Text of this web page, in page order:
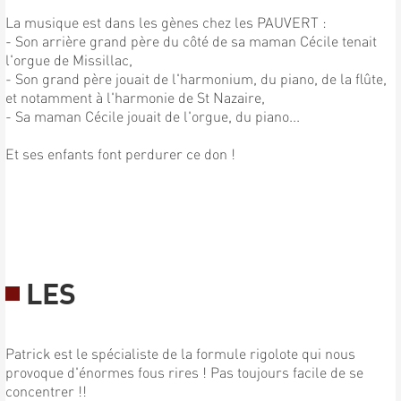
La musique est dans les gènes chez les PAUVERT :
- Son arrière grand père du côté de sa maman Cécile tenait
l'orgue de Missillac,
- Son grand père jouait de l'harmonium, du piano, de la flûte,
et notamment à l'harmonie de St Nazaire,
- Sa maman Cécile jouait de l'orgue, du piano...
Et ses enfants font perdurer ce don !
LES
Patrick est le spécialiste de la formule rigolote qui nous
provoque d'énormes fous rires ! Pas toujours facile de se
concentrer !!